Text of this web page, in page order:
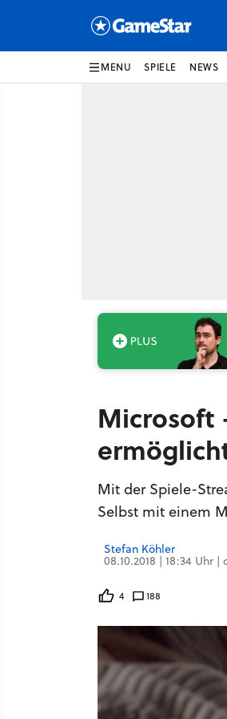
MENU SPIELE NEWS
Microsoft
Mit der Spiele-
Selbst mit einem
Stefan Köhler
08.10.2018 | 18:34 Uhr
4 188